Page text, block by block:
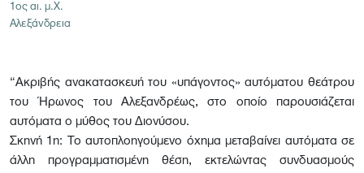
1ος αι. μ.Χ.
Αλεξάνδρεια
“Ακριβής ανακατασκευή του «υπάγοντος» αυτόματου θεάτρου
του Ήρωνος του Αλεξανδρέως, στο οποίο παρουσιάζεται
αυτόματα ο μύθος του Διονύσου.
Σκηνή 1η: Το αυτοπλοηγούμενο όχημα μεταβαίνει αυτόματα σε
άλλη προγραμματισμένη θέση, εκτελώντας συνδυασμούς